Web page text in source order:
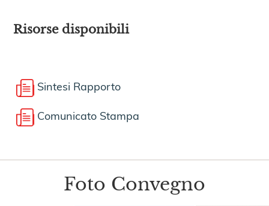
Risorse disponibili
Sintesi Rapporto
Comunicato Stampa
Foto Convegno